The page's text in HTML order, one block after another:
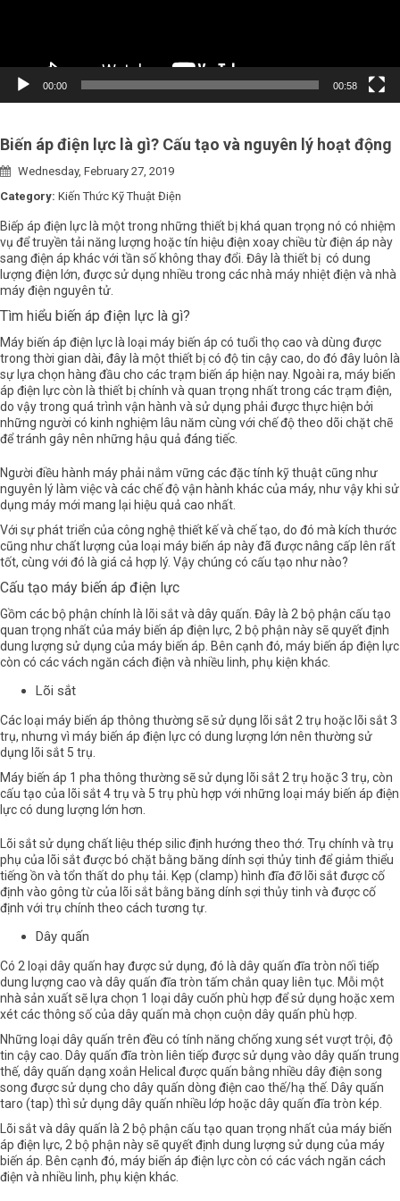
00:00 00:58
Biến áp điện lực là gì? Cấu tạo và nguyên lý hoạt động
Wednesday, February 27, 2019
Category: Kiến Thức Kỹ Thuật Điện
Biếp áp điện lực là một trong những thiết bị khá quan trọng nó có nhiệm
vụ để truyền tải năng lượng hoặc tín hiệu điện xoay chiều từ điện áp này
sang điện áp khác với tần số không thay đổi. Đây là thiết bị có dung
lượng điện lớn, được sử dụng nhiều trong các nhà máy nhiệt điện và nhà
máy điện nguyên tử.
Tìm hiểu biến áp điện lực là gì?
Máy biến áp điện lực là loại máy biến áp có tuổi thọ cao và dùng được
trong thời gian dài, đây là một thiết bị có độ tin cậy cao, do đó đây luôn là
sự lựa chọn hàng đầu cho các trạm biến áp hiện nay. Ngoài ra, máy biến
áp điện lực còn là thiết bị chính và quan trọng nhất trong các trạm điện,
do vậy trong quá trình vận hành và sử dụng phải được thực hiện bởi
những người có kinh nghiệm lâu năm cùng với chế độ theo dõi chặt chẽ
để tránh gây nên những hậu quả đáng tiếc.
Người điều hành máy phải nắm vững các đặc tính kỹ thuật cũng như
nguyên lý làm việc và các chế độ vận hành khác của máy, như vậy khi sử
dụng máy mới mang lại hiệu quả cao nhất.
Với sự phát triển của công nghệ thiết kế và chế tạo, do đó mà kích thước
cũng như chất lượng của loại máy biến áp này đã được nâng cấp lên rất
tốt, cùng với đó là giá cả hợp lý. Vậy chúng có cấu tạo như nào?
Cấu tạo máy biến áp điện lực
Gồm các bộ phận chính là lõi sắt và dây quấn. Đây là 2 bộ phận cấu tạo
quan trọng nhất của máy biến áp điện lực, 2 bộ phận này sẽ quyết định
dung lượng sử dụng của máy biến áp. Bên cạnh đó, máy biến áp điện lực
còn có các vách ngăn cách điện và nhiều linh, phụ kiện khác.
Lõi sắt
Các loại máy biến áp thông thường sẽ sử dụng lõi sắt 2 trụ hoặc lõi sắt 3
trụ, nhưng vì máy biến áp điện lực có dung lượng lớn nên thường sử
dụng lõi sắt 5 trụ.
Máy biến áp 1 pha thông thường sẽ sử dụng lõi sắt 2 trụ hoặc 3 trụ, còn
cấu tạo của lõi sắt 4 trụ và 5 trụ phù hợp với những loại máy biến áp điện
lực có dung lượng lớn hơn.
Lõi sắt sử dụng chất liệu thép silic định hướng theo thớ. Trụ chính và trụ
phụ của lõi sắt được bó chặt bằng băng dính sợi thủy tinh để giảm thiểu
tiếng ồn và tổn thất do phụ tải. Kẹp (clamp) hình đĩa đỡ lõi sắt được cố
định vào gông từ của lõi sắt bằng băng dính sợi thủy tinh và được cố
định với trụ chính theo cách tương tự.
Dây quấn
Có 2 loại dây quấn hay được sử dụng, đó là dây quấn đĩa tròn nối tiếp
dung lượng cao và dây quấn đĩa tròn tấm chắn quay liên tục. Mỗi một
nhà sản xuất sẽ lựa chọn 1 loại dây cuốn phù hợp để sử dụng hoặc xem
xét các thông số của dây quấn mà chọn cuộn dây quấn phù hợp.
Những loại dây quấn trên đều có tính năng chống xung sét vượt trội, độ
tin cậy cao. Dây quấn đĩa tròn liên tiếp được sử dụng vào dây quấn trung
thế, dây quấn dạng xoắn Helical được quấn bằng nhiều dây điện song
song được sử dụng cho dây quấn dòng điện cao thế/hạ thế. Dây quấn
taro (tap) thì sử dụng dây quấn nhiều lớp hoặc dây quấn đĩa tròn kép.
Lõi sắt và dây quấn là 2 bộ phận cấu tạo quan trọng nhất của máy biến
áp điện lực, 2 bộ phận này sẽ quyết định dung lượng sử dụng của máy
biến áp. Bên cạnh đó, máy biến áp điện lực còn có các vách ngăn cách
điện và nhiều linh, phụ kiện khác.